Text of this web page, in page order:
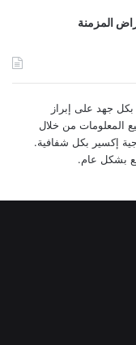
المزمنة
جهد على إبراز
المعلومات من خلال
إكسير بكل شفافية.
بشكل عام.